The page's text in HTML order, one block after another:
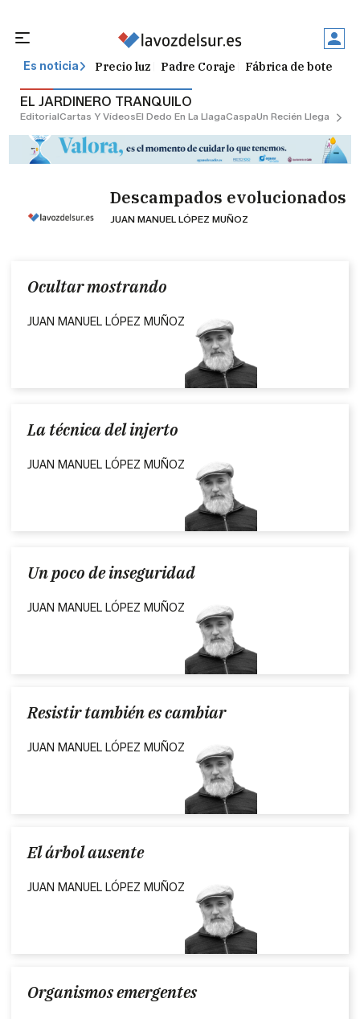
Es noticia Precio luz Padre Coraje Fábrica de botellas
EL JARDINERO TRANQUILO
EditorialCartas Y VídeosEl Dedo En La LlagaCaspaUn Recién Llegado
Descampados evolucionados
JUAN MANUEL LÓPEZ MUÑOZ
Ocultar mostrando
JUAN MANUEL LÓPEZ MUÑOZ
La técnica del injerto
JUAN MANUEL LÓPEZ MUÑOZ
Un poco de inseguridad
JUAN MANUEL LÓPEZ MUÑOZ
Resistir también es cambiar
JUAN MANUEL LÓPEZ MUÑOZ
El árbol ausente
JUAN MANUEL LÓPEZ MUÑOZ
Organismos emergentes